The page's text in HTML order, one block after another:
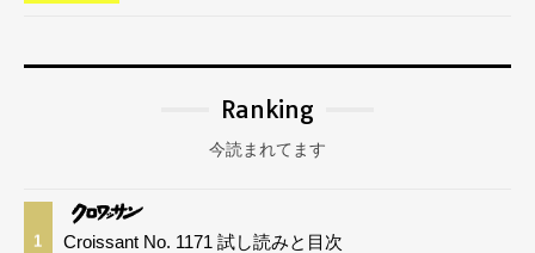
Ranking
今読まれてます
1 Croissant No. 1171 試し読みと目次